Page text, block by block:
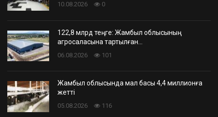
10.08.2026 0
122,8 млрд теңге: Жамбыл облысының
агросаласына тартылған…
06.08.2026 101
Жамбыл облысында мал басы 4,4 миллионға
жетті
05.08.2026 116